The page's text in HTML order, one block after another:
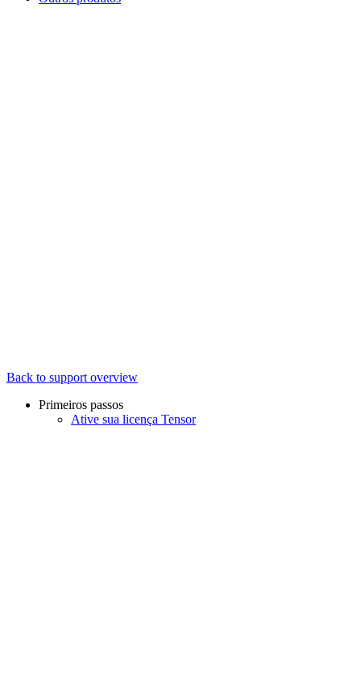
Back to support overview
Primeiros passos
Ative sua licença Tensor